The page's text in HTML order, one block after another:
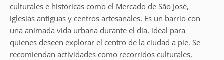
culturales e históricas como el Mercado de São José,
iglesias antiguas y centros artesanales. Es un barrio con
una animada vida urbana durante el día, ideal para
quienes deseen explorar el centro de la ciudad a pie. Se
recomiendan actividades como recorridos culturales,